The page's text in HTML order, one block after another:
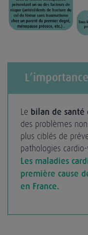
Le bilan de santé
des problèmes
plus ciblés de
pathologies
Les maladies
première cause
en France.